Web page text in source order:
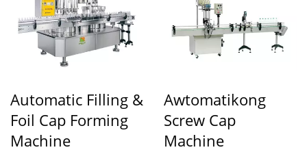
Automatic Filling &
Foil Cap Forming
Machine
Awtomatikong
Screw Cap
Machine